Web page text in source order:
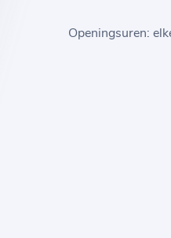
Openingsuren: